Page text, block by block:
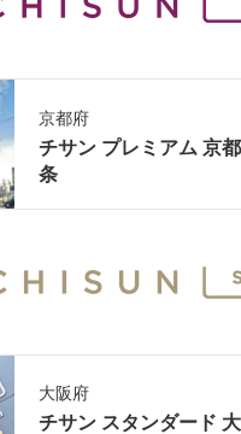
京都府
チサン プレミアム 京
条
大阪府
チサン スタンダード